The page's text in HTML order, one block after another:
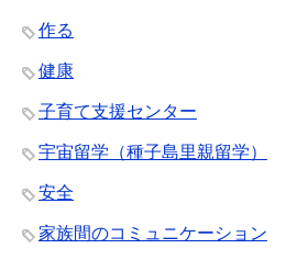
作る
健康
子育て支援センター
宇宙留学（種子島里親留学）
安全
家族間のコミュニケーション